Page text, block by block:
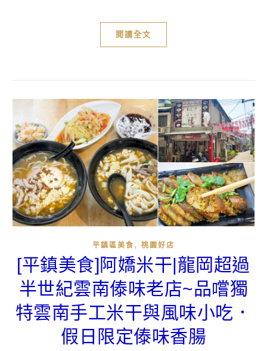
閱讀全文
平鎮區美食 , 桃園好店
[平鎮美食]阿嬌米干|龍岡超過
半世紀雲南傣味老店~品嚐獨
特雲南手工米干與風味小吃．
假日限定傣味香腸